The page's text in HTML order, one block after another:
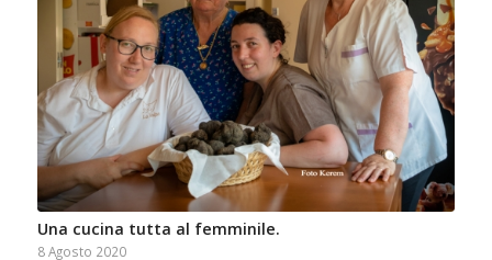
Una cucina tutta al femminile.
8 Agosto 2020